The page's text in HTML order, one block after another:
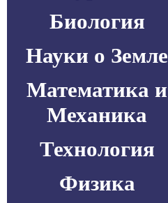
Биология
Науки о Земле
Математика и
Механика
Технология
Физика